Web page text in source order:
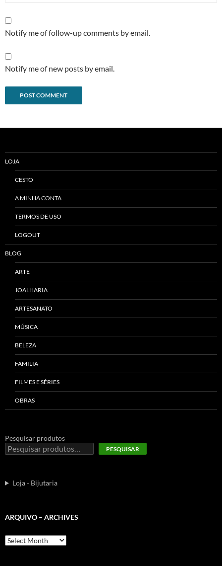
Notify me of follow-up comments by email.
Notify me of new posts by email.
LOJA
CESTO
A MINHA CONTA
TERMOS DE USO
LOGOUT
BLOG
ARTE
JOALHARIA
ARTESANATO
MÚSICA
BELEZA
FAMILIA
FILMES E SÉRIES
OBRAS
Pesquisar produtos
PESQUISAR
Loja - Bijutaria
ARQUIVO – ARCHIVES
Arquivo
–